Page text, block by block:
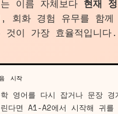
이름 자체보다 현재
, 회화 경험 유무를 함
것이 가장 효율적입니다.
시작
학 영어를 다시 잡거나 문장
다면 A1-A2에서 시작해 귀를